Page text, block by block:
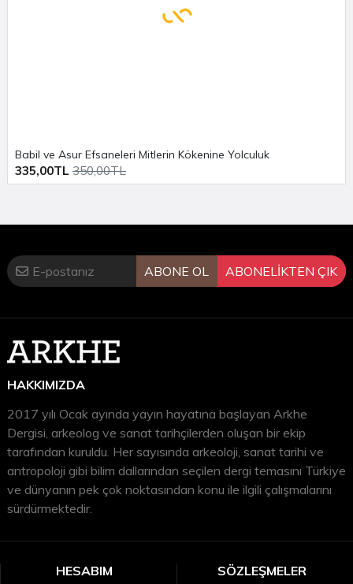
Babil ve Asur Efsaneleri Mitlerin Kökenine Yolculuk
335,00TL 350,00TL
ABONE OL ABONELİKTEN ÇIK
HAKKIMIZDA
2017 yılı Ocak ayında yayın hayatına başlayan Arkhe
Dergisi, arkeolog ve sanat tarihçilerden oluşan bir ekip
tarafından kuruldu. Her sayısında arkeoloji, sanat tarihi ve
antropoloji gibi bilim dallarından seçilen dergi temasını Türkiye
ve dünyanın pek çok noktasından konu ile ilgili çalışmalarını
sürdürmektedir.
HESABIM SÖZLEŞMELER